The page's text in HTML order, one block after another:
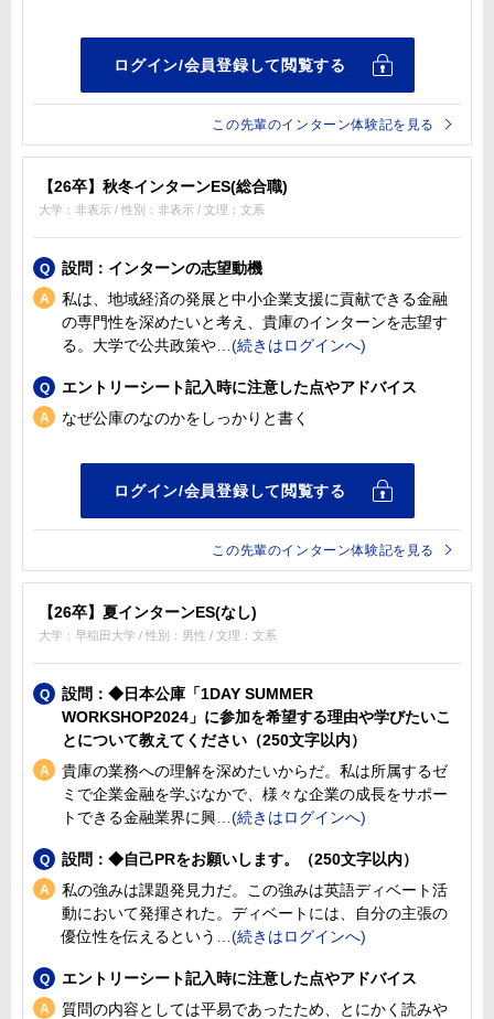
この先輩のインターン体験記を見る
【26卒】秋冬インターンES(総合職)
大学：非表示 / 性別：非表示 / 文理：文系
設問：インターンの志望動機
私は、地域経済の発展と中小企業支援に貢献できる金融
の専門性を深めたいと考え、貴庫のインターンを志望す
る。大学で公共政策や
エントリーシート記入時に注意した点やアドバイス
なぜ公庫のなのかをしっかりと書く
この先輩のインターン体験記を見る
【26卒】夏インターンES(なし)
大学：早稲田大学 / 性別：男性 / 文理：文系
設問：◆日本公庫「1DAY SUMMER
WORKSHOP2024」に参加を希望する理由や学びたいこ
とについて教えてください（250文字以内）
貴庫の業務への理解を深めたいからだ。私は所属するゼ
ミで企業金融を学ぶなかで、様々な企業の成長をサポー
トできる金融業界に興
設問：◆自己PRをお願いします。（250文字以内）
私の強みは課題発見力だ。この強みは英語ディベート活
動において発揮された。ディベートには、自分の主張の
優位性を伝えるという
エントリーシート記入時に注意した点やアドバイス
質問の内容としては平易であったため、とにかく読みや